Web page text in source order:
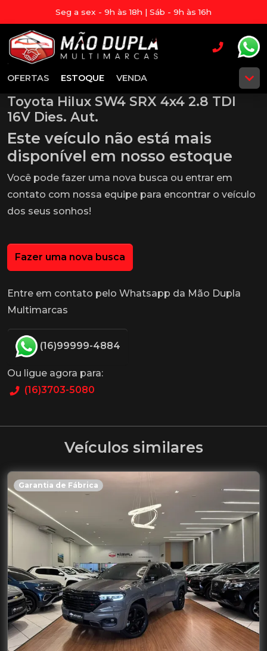
Seg a sex - 9h às 18h | Sáb - 9h às 16h
OFERTAS ESTOQUE VENDA
Toyota Hilux SW4 SRX 4x4 2.8 TDI
16V Dies. Aut.
Este veículo não está mais
disponível em nosso estoque
Você pode fazer uma nova busca ou entrar em
contato com nossa equipe para encontrar o veículo
dos seus sonhos!
Fazer uma nova busca
Entre em contato pelo Whatsapp da Mão Dupla
Multimarcas
(16)99999-4884
Ou ligue agora para:
(16)3703-5080
Veículos similares
Garantia de Fábrica